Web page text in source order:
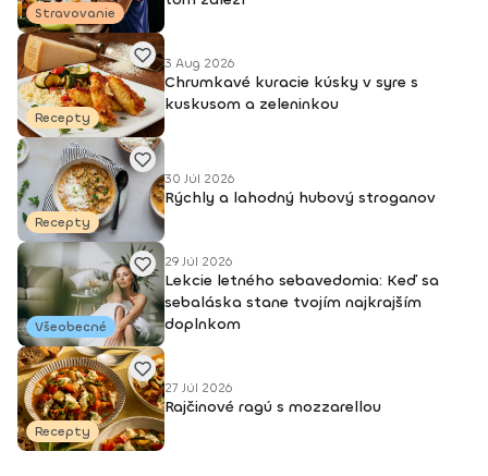
Stravovanie
Recepty
3 Aug 2026
Chrumkavé kuracie kúsky v syre s
kuskusom a zeleninkou
Recepty
30 Júl 2026
Rýchly a lahodný hubový stroganov
Všeobecné
29 Júl 2026
Lekcie letného sebavedomia: Keď sa
sebaláska stane tvojím najkrajším
doplnkom
Recepty
27 Júl 2026
Rajčinové ragú s mozzarellou